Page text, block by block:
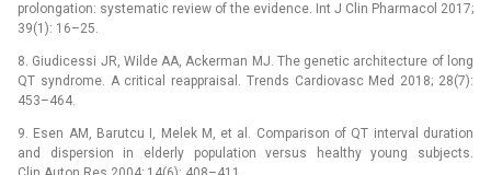
prolongation: systematic review of the evidence. Int J Clin Pharmacol 2017;
39(1): 16–25.
8. Giudicessi JR, Wilde AA, Ackerman MJ. The genetic architecture of long
QT syndrome. A critical reappraisal. Trends Cardiovasc Med 2018; 28(7):
453–464.
9. Esen AM, Barutcu I, Melek M, et al. Comparison of QT interval duration
and dispersion in elderly population versus healthy young subjects.